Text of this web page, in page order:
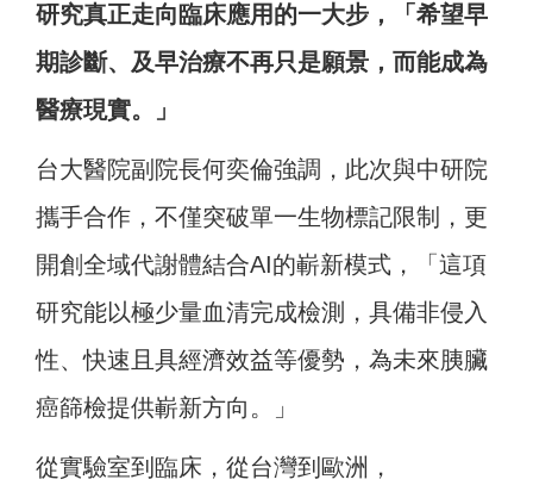
研究真正走向臨床應用的一大步，「希望早
期診斷、及早治療不再只是願景，而能成為
醫療現實。」
台大醫院副院長何奕倫強調，此次與中研院
攜手合作，不僅突破單一生物標記限制，更
開創全域代謝體結合AI的嶄新模式，「這項
研究能以極少量血清完成檢測，具備非侵入
性、快速且具經濟效益等優勢，為未來胰臟
癌篩檢提供嶄新方向。」
從實驗室到臨床，從台灣到歐洲，